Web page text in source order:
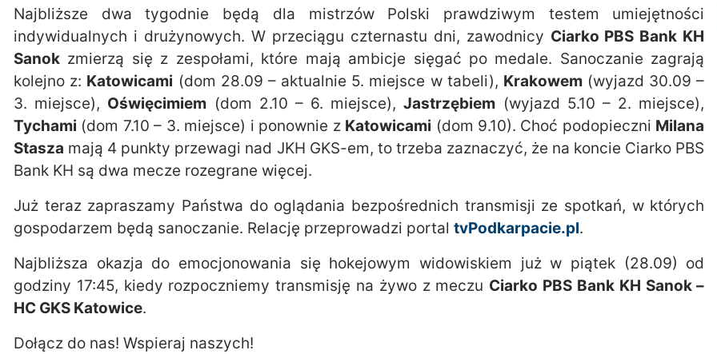
Najbliższe dwa tygodnie będą dla mistrzów Polski prawdziwym testem umiejętności
indywidualnych i drużynowych. W przeciągu czternastu dni, zawodnicy Ciarko PBS Bank KH
Sanok zmierzą się z zespołami, które mają ambicje sięgać po medale. Sanoczanie zagrają
kolejno z: Katowicami (dom 28.09 – aktualnie 5. miejsce w tabeli), Krakowem(wyjazd 30.09 –
3. miejsce), Oświęcimiem (dom 2.10 – 6. miejsce),Jastrzębiem (wyjazd 5.10 – 2. miejsce),
Tychami (dom 7.10 – 3. miejsce) i ponownie z Katowicami (dom 9.10). Choć podopieczni Milana
Stasza mają 4 punkty przewagi nad JKH GKS-em, to trzeba zaznaczyć, że na koncie Ciarko PBS
Bank KH są dwa mecze rozegrane więcej.
Już teraz zapraszamy Państwa do oglądania bezpośrednich transmisji ze spotkań, w których
gospodarzem będą sanoczanie. Relację przeprowadzi portal tvPodkarpacie.pl.
Najbliższa okazja do emocjonowania się hokejowym widowiskiem już w piątek (28.09) od
godziny 17:45, kiedy rozpoczniemy transmisję na żywo z meczu Ciarko PBS Bank KH Sanok –
HC GKS Katowice.
Dołącz do nas! Wspieraj naszych!